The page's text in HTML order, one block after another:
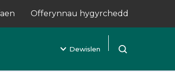
tab newydd)
Offerynnau hygyrchedd
Dewislen
Agor chwilio